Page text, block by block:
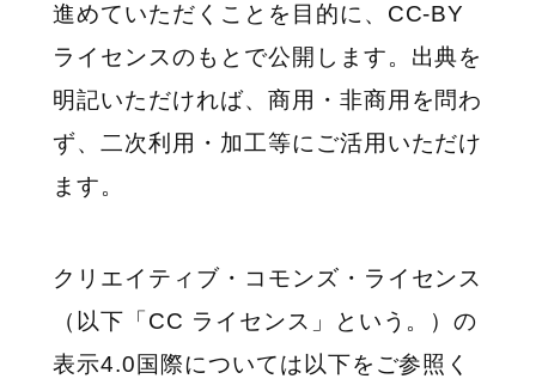
進めていただくことを目的に、CC-BY
ライセンスのもとで公開します。出典を
明記いただければ、商用・非商用を問わ
ず、二次利用・加工等にご活用いただけ
ます。
クリエイティブ・コモンズ・ライセンス
（以下「CC ライセンス」という。）の
表示4.0国際については以下をご参照く